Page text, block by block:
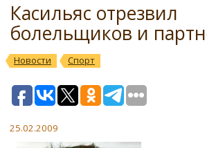
Касильяс отрезвил
болельщиков и
Новости Спорт
25.02.2009